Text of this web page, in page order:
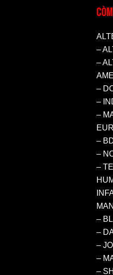
–
–
–
–
–
–
–
–
– BL
–
–
–
–